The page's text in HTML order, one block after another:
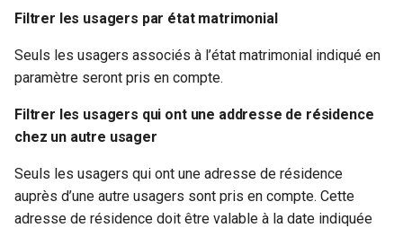
Filtrer les usagers par état matrimonial
Seuls les usagers associés à l’état matrimonial indiqué en
paramètre seront pris en compte.
Filtrer les usagers qui ont une addresse de résidence
chez un autre usager
Seuls les usagers qui ont une adresse de résidence
auprès d’une autre usagers sont pris en compte. Cette
adresse de résidence doit être valable à la date indiquée